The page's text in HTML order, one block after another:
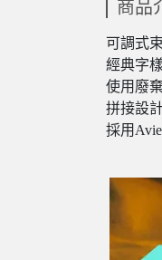
商品
可調式
經典字
使用廢
拼接設
採用